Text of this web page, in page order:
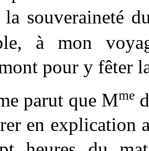
souveraineté
à mon
pour y fêter
parut que Mme
en explication